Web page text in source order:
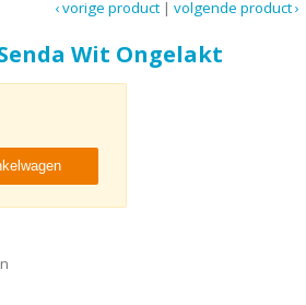
volgende product ›
|
‹ vorige product
Wit Ongelakt